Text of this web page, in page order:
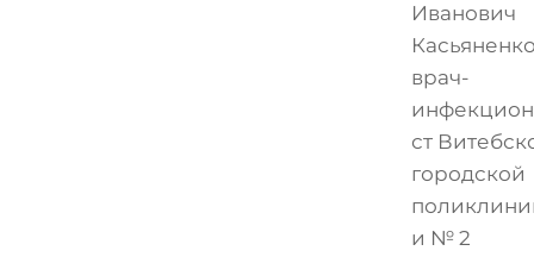
Иванович
врач-
ст
городской
и № 2